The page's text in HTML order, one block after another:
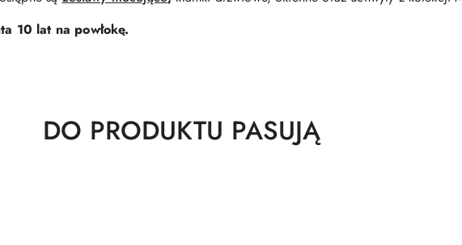
10 lat na powłokę.
Produkty
DO PRODUKTU PASUJĄ